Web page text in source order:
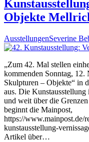
Objekte
AusstellungenSeverine
„Zum 42. Mal stellen
kommenden Sonntag, 12.
Skulpturen – Objekte“ in
aus. Die
und weit über die
beginnt die Mainpost,
https://www.mainpost.de/
kunstausstellung-
Artikel über…